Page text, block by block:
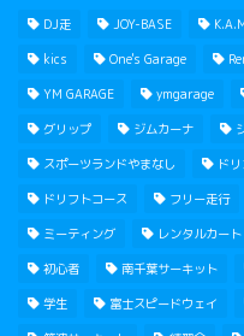
DJ走 JOY-BASE
kics One's Garage
YM GARAGE ymgarage
グリップ ジムカーナ
スポーツランドやまなし ド
ドリフトコース フリー走行
ミーティング レンタルカート
初心者 南千葉サーキット
学生 富士スピードウェイ